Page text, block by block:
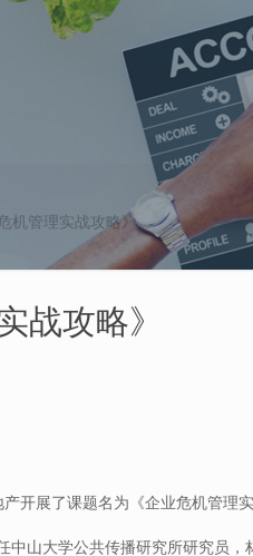
机管理实战攻略》
战攻略》
开展了课题名为《企业危机管理
中山大学公共传播研究所研究员